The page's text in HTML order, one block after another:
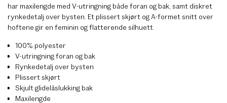
har maxilengde med V-utringning både foran og bak, samt diskret
rynkedetalj over bysten. Et plissert skjørt og A-formet snitt over
hoftene gir en feminin og flatterende silhuett.
100% polyester
V-utringning foran og bak
Rynkedetalj over bysten
Plissert skjørt
Skjult glidelåslukking bak
Maxilengde